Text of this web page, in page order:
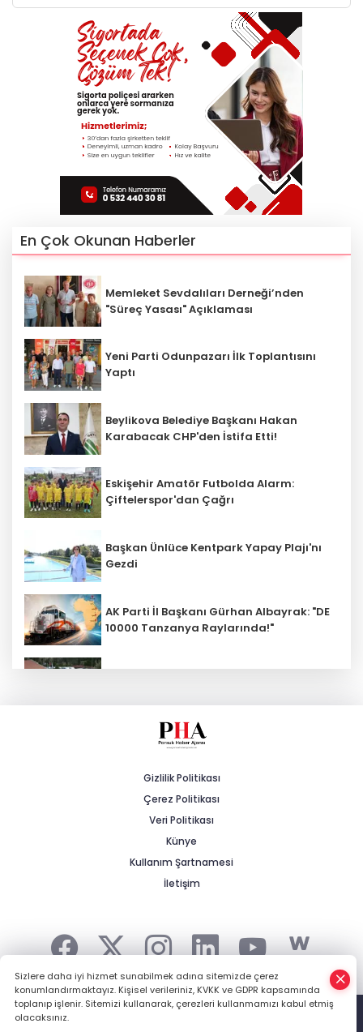
En Çok Okunan Haberler
Memleket Sevdalıları Derneği’nden
"Süreç Yasası" Açıklaması
Yeni Parti Odunpazarı İlk Toplantısını
Yaptı
Beylikova Belediye Başkanı Hakan
Karabacak CHP'den İstifa Etti!
Eskişehir Amatör Futbolda Alarm:
Çiftelerspor'dan Çağrı
Başkan Ünlüce Kentpark Yapay Plajı'nı
Gezdi
AK Parti İl Başkanı Gürhan Albayrak: "DE
10000 Tanzanya Raylarında!"
Eskişehirspor'da Lig Hazırlıkları Devam
Prof. Dr. Ayşen Gürcan’dan 25. Yıl ve
Türkiye Yüzyılı Vurgusu
Yeni Partili Çakırözer’in TBMM’deki İlk
Önergesi Gazeteciler İçin
Gizlilik Politikası
Çerez Politikası
Veri Politikası
Künye
Kullanım Şartnamesi
İletişim
Şehrin Haberi, Kırsalın Gündemi... - HABER YAZILIMIve
TURKTICARET.NET projesidir Copyright© 2006-2026 Tüm hakları
Sizlere daha iyi hizmet sunabilmek adına sitemizde çerez
konumlandırmaktayız. Kişisel verileriniz, KVKK ve GDPR kapsamında
toplanıp işlenir. Sitemizi kullanarak, çerezleri kullanmamızı kabul etmiş
olacaksınız.